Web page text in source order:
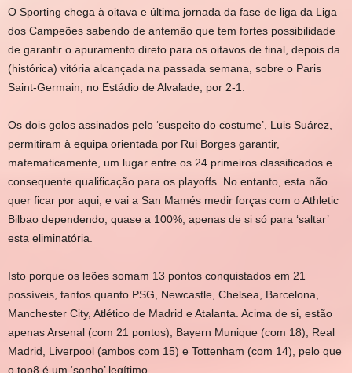
O Sporting chega à oitava e última jornada da fase de liga da Liga
dos Campeões sabendo de antemão que tem fortes possibilidade
de garantir o apuramento direto para os oitavos de final, depois da
(histórica) vitória alcançada na passada semana, sobre o Paris
Saint-Germain, no Estádio de Alvalade, por 2-1.
Os dois golos assinados pelo ‘suspeito do costume’, Luis Suárez,
permitiram à equipa orientada por Rui Borges garantir,
matematicamente, um lugar entre os 24 primeiros classificados e
consequente qualificação para os playoffs. No entanto, esta não
quer ficar por aqui, e vai a San Mamés medir forças com o Athletic
Bilbao dependendo, quase a 100%, apenas de si só para ‘saltar’
esta eliminatória.
Isto porque os leões somam 13 pontos conquistados em 21
possíveis, tantos quanto PSG, Newcastle, Chelsea, Barcelona,
Manchester City, Atlético de Madrid e Atalanta. Acima de si, estão
apenas Arsenal (com 21 pontos), Bayern Munique (com 18), Real
Madrid, Liverpool (ambos com 15) e Tottenham (com 14), pelo que
o top8 é um ‘sonho’ legítimo.